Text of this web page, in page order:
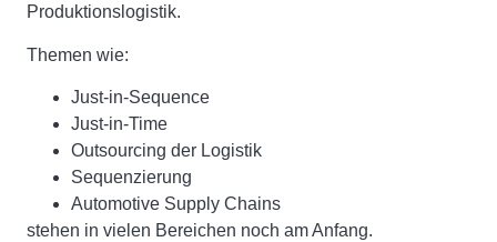
Produktionslogistik.
Themen wie:
Just-in-Sequence
Just-in-Time
Outsourcing der Logistik
Sequenzierung
Automotive Supply Chains
stehen in vielen Bereichen noch am Anfang.